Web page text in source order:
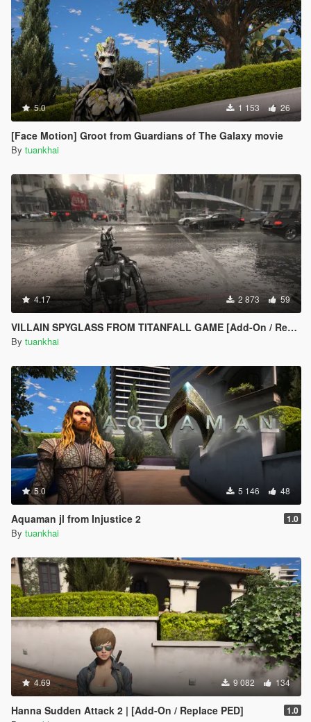
5.0 1 153 26
[Face Motion] Groot from Guardians of The Galaxy movie
By tuankhai
4.17 2 873 59
VILLAIN SPYGLASS FROM TITANFALL GAME [Add-On / Replace PED] 1.0
By tuankhai
5.0 5 146 48
Aquaman jl from Injustice 2 1.0
By tuankhai
4.69 9 082 134
Hanna Sudden Attack 2 | [Add-On / Replace PED] 1.0